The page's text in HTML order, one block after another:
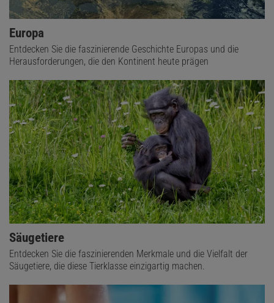
Europa
Entdecken Sie die faszinierende Geschichte Europas und die
Herausforderungen, die den Kontinent heute prägen
Säugetiere
Entdecken Sie die faszinierenden Merkmale und die Vielfalt der
Säugetiere, die diese Tierklasse einzigartig machen.